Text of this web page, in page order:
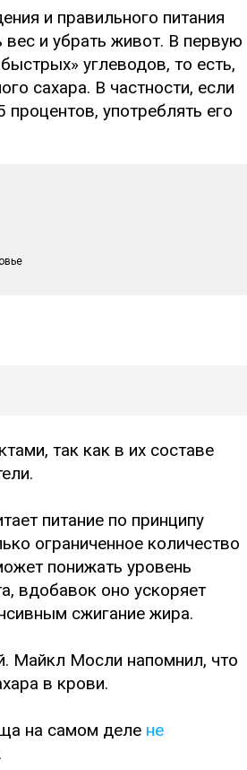
и правильного питания
вес и убрать живот. В первую
углеводов, то есть,
сахара. В частности, если
употреблять его
так как в их составе
питание по принципу
ограниченное количество
понижать уровень
вдобавок оно ускоряет
сжигание жира.
Майкл Мосли напомнил, что
в крови.
на самом деле не